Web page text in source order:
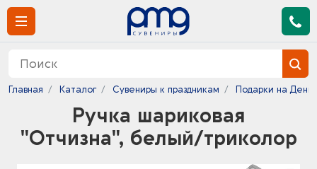
Главная Каталог Сувениры к праздникам Подарки на День
Ручка шариковая
"Отчизна", белый/триколор